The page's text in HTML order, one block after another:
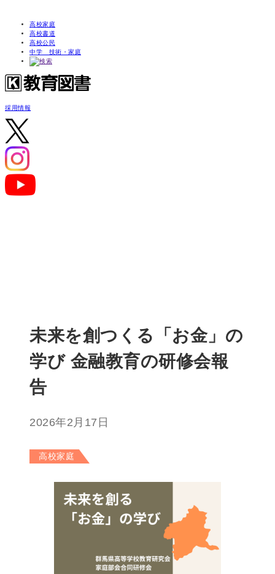
高校家庭
高校書道
高校公民
中学 技術・家庭
採用情報
未来を創つくる「お金」の
学び 金融教育の研修会報
告
2026年2月17日
高校家庭